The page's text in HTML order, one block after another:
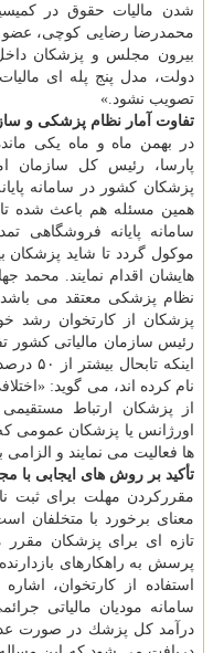
شدن مالیات حقوق در
محمدرضا رضایی كوچی، عضو
بیرون مجلس و پزشكان
دولت، مدل پنج پله ای
تصویب نشود.»
تفاوت آمار نظام پزشكی و
در بهمن ماه و ماه یكی
پزشكان كشور در سامانه
همین مسئله هم باعث شده تا
موكول گردد تا شاید
هایشان اقدام نمایند. محمد
نظام پزشكی معتقد می
پزشكان از كارتخوان رشد
رئیس سازمان مالیاتی كشور
اینكه
نام كرده اند، می گوید:
از پزشكان ارتباط مستقیمی
اورژانس یا پزشكان عمومی كه
ها فعالیت می نمایند و الزامی
تأكید بر روش های ایجابی با مجازات
مقرركردن مهلت برای ثبت
معنای برخورد با متخلفان
تازه ای برای پزشكان
پرسش به راهكارهای
استفاده از كارتخوان،
درآمد كل پزشك در صورت عدم